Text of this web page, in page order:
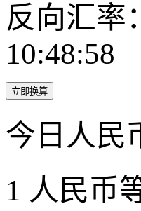
反向汇率
10:48:58
立即换算
今日人民
1 人民币